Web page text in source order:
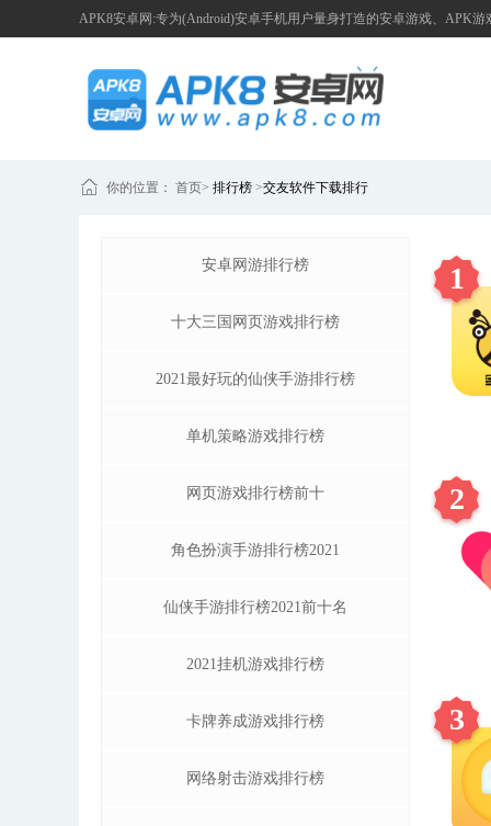
APK8安卓网:专为(Android)安卓手机用户量身打造的安卓游戏、APK游
你的位置： 首页> 排行榜 >交友软件下载排行
安卓网游排行榜
十大三国网页游戏排行榜
2021最好玩的仙侠手游排行榜
单机策略游戏排行榜
网页游戏排行榜前十
角色扮演手游排行榜2021
仙侠手游排行榜2021前十名
2021挂机游戏排行榜
卡牌养成游戏排行榜
网络射击游戏排行榜
1
2
3